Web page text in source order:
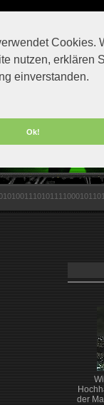
Cookies.
nutzen, erklären
einverstanden.
Ok!
der